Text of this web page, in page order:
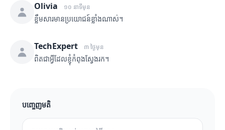
Olivia ១០ នាទីមុន
ខ្លឹមសារមានប្រយោជន៍ខ្លាំងណាស់។
TechExpert ៣ ថ្ងៃមុន
ពិតជាអ្វីដែលខ្ញុំកំពុងស្វែងរក។
បញ្ចេញមតិ